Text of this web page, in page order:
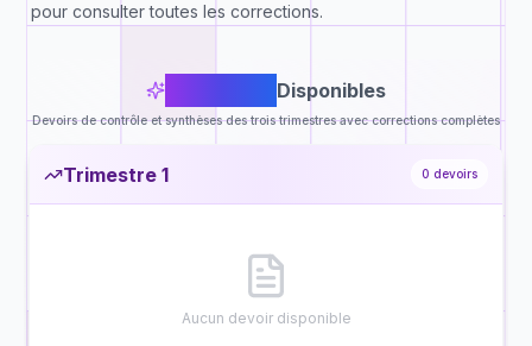
pour consulter toutes les corrections.
Disponibles
Devoirs de contrôle et synthèses des trois trimestres avec corrections complètes
Trimestre 1 0 devoirs
Aucun devoir disponible